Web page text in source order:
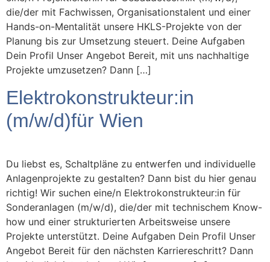
die/der mit Fachwissen, Organisationstalent und einer
Hands-on-Mentalität unsere HKLS-Projekte von der
Planung bis zur Umsetzung steuert. Deine Aufgaben
Dein Profil Unser Angebot Bereit, mit uns nachhaltige
Projekte umzusetzen? Dann […]
Elektrokonstrukteur:in
(m/w/d)für Wien
Du liebst es, Schaltpläne zu entwerfen und individuelle
Anlagenprojekte zu gestalten? Dann bist du hier genau
richtig! Wir suchen eine/n Elektrokonstrukteur:in für
Sonderanlagen (m/w/d), die/der mit technischem Know-
how und einer strukturierten Arbeitsweise unsere
Projekte unterstützt. Deine Aufgaben Dein Profil Unser
Angebot Bereit für den nächsten Karriereschritt? Dann